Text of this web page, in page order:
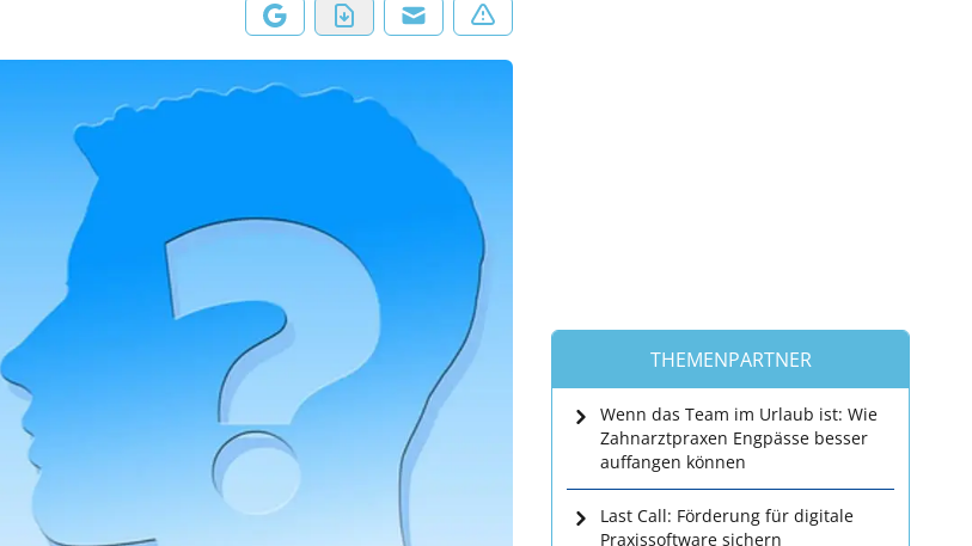
THEMENPARTNER
Wenn das Team im Urlaub ist: Wie
Zahnarztpraxen Engpässe besser
auffangen können
Last Call: Förderung für digitale
Praxissoftware sichern